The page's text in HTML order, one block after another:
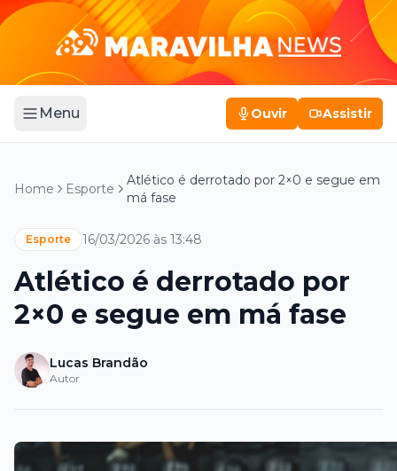
Menu Ouvir Assistir
Home Esporte
Atlético é derrotado por 2×0 e segue em
má fase
Esporte 16/03/2026 às 13:48
Atlético é derrotado por
2×0 e segue em má fase
Lucas Brandão
Autor